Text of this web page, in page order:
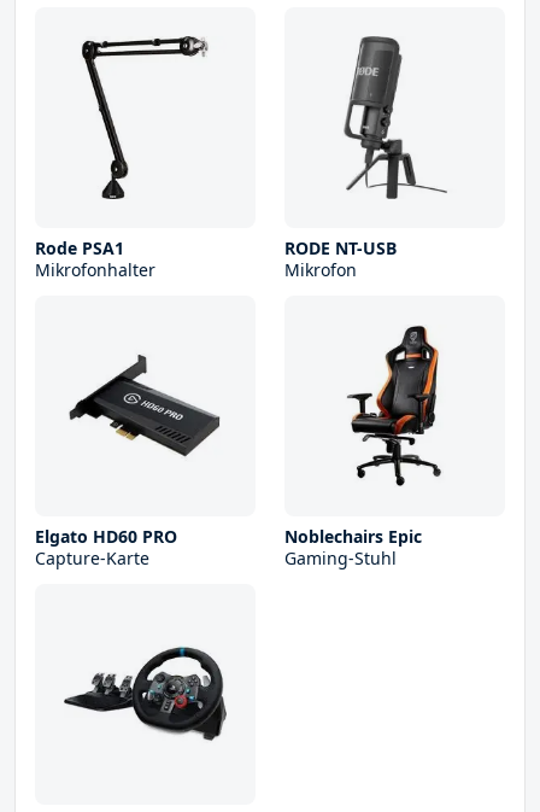
Rode PSA1
Mikrofonhalter
RODE NT-USB
Mikrofon
Elgato HD60 PRO
Capture-Karte
Noblechairs Epic
Gaming-Stuhl